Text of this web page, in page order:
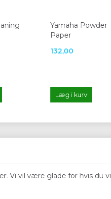
Yamaha Powder
Paper
132,00
Læg i kurv
Vi vil være glade for hvis du vil